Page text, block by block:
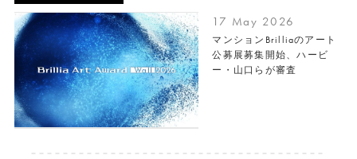
17 May 2026
マンションBrilliaのアート
公募展募集開始、ハービ
ー・山口らが審査